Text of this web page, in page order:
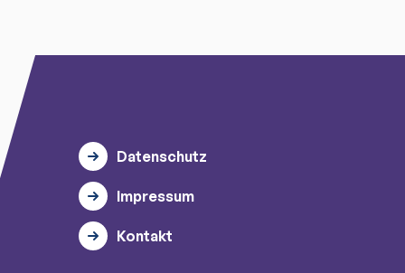
Datenschutz
Impressum
Kontakt